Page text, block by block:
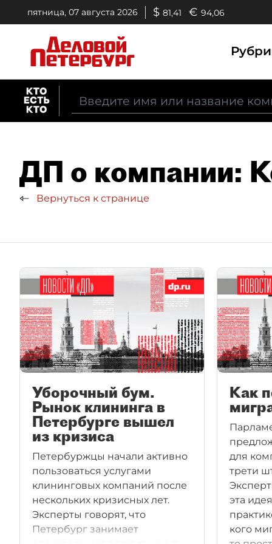
пятница, 07 августа 2026 $ 81,41 € 94,06
ДП о компании:
Вернуться к странице
Уборочный бум.
Рынок клининга в
Петербурге вышел
из кризиса
Петербуржцы начали активно
пользоваться услугами
клининговых компаний после
нескольких кризисных лет.
Эксперты говорят, что
Петербург занимает
Как
для
трети
эта
кого